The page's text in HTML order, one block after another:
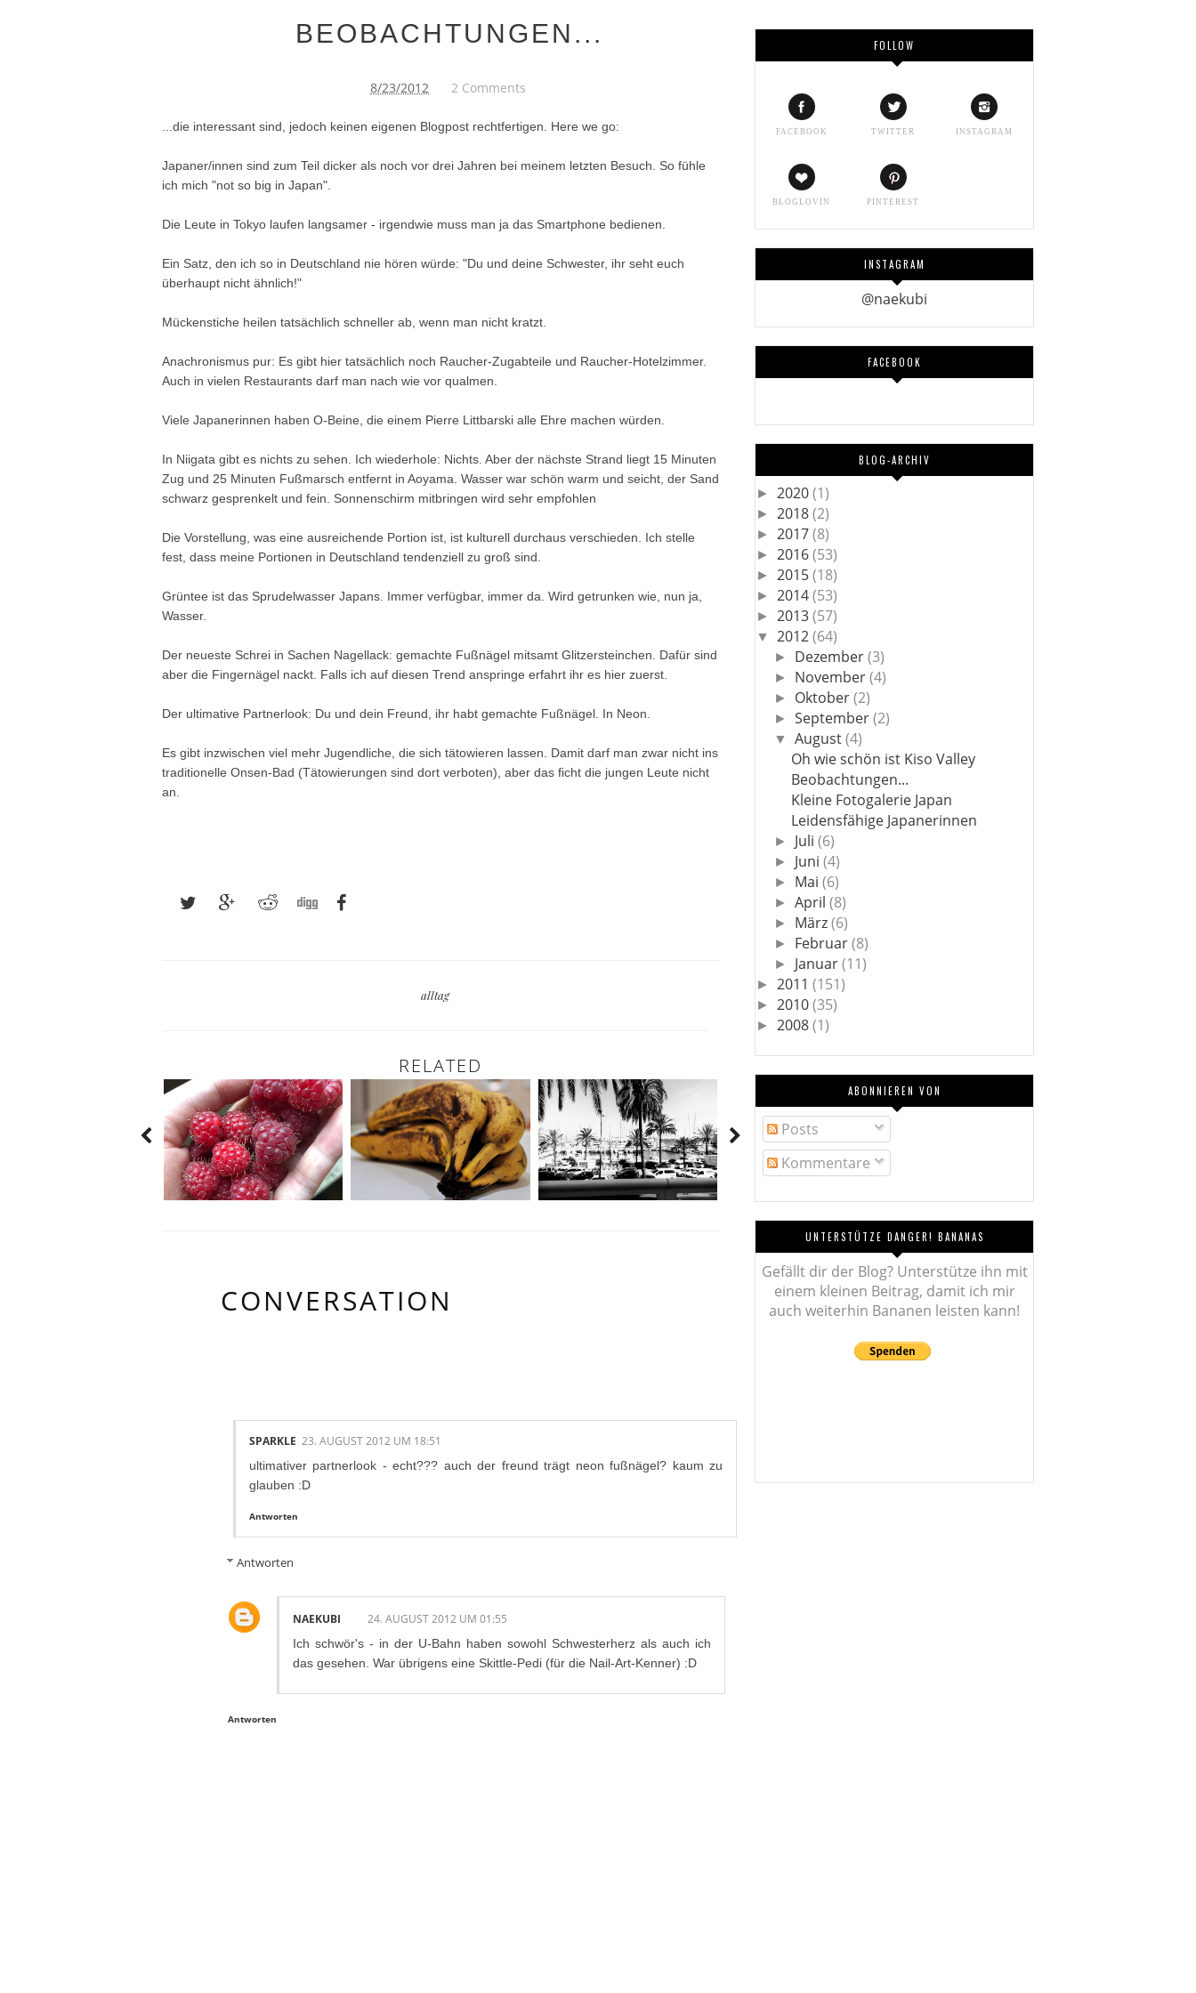
BEOBACHTUNGEN...
8/23/2012 2 Comments
...die interessant sind, jedoch keinen eigenen Blogpost rechtfertigen. Here we go:
Japaner/innen sind zum Teil dicker als noch vor drei Jahren bei meinem letzten Besuch. So fühle
ich mich "not so big in Japan".
Die Leute in Tokyo laufen langsamer - irgendwie muss man ja das Smartphone bedienen.
Ein Satz, den ich so in Deutschland nie hören würde: "Du und deine Schwester, ihr seht euch
überhaupt nicht ähnlich!"
Mückenstiche heilen tatsächlich schneller ab, wenn man nicht kratzt.
Anachronismus pur: Es gibt hier tatsächlich noch Raucher-Zugabteile und Raucher-Hotelzimmer.
Auch in vielen Restaurants darf man nach wie vor qualmen.
Viele Japanerinnen haben O-Beine, die einem Pierre Littbarski alle Ehre machen würden.
In Niigata gibt es nichts zu sehen. Ich wiederhole: Nichts. Aber der nächste Strand liegt 15 Minuten
Zug und 25 Minuten Fußmarsch entfernt in Aoyama. Wasser war schön warm und seicht, der Sand
schwarz gesprenkelt und fein. Sonnenschirm mitbringen wird sehr empfohlen
Die Vorstellung, was eine ausreichende Portion ist, ist kulturell durchaus verschieden. Ich stelle
fest, dass meine Portionen in Deutschland tendenziell zu groß sind.
Grüntee ist das Sprudelwasser Japans. Immer verfügbar, immer da. Wird getrunken wie, nun ja,
Wasser.
Der neueste Schrei in Sachen Nagellack: gemachte Fußnägel mitsamt Glitzersteinchen. Dafür sind
aber die Fingernägel nackt. Falls ich auf diesen Trend anspringe erfahrt ihr es hier zuerst.
Der ultimative Partnerlook: Du und dein Freund, ihr habt gemachte Fußnägel. In Neon.
Es gibt inzwischen viel mehr Jugendliche, die sich tätowieren lassen. Damit darf man zwar nicht ins
traditionelle Onsen-Bad (Tätowierungen sind dort verboten), aber das ficht die jungen Leute nicht
an.
alltag
RELATED
CONVERSATION
SPARKLE 23. AUGUST 2012 UM 18:51
ultimativer partnerlook - echt??? auch der freund trägt neon fußnägel? kaum zu
glauben :D
Antworten
Antworten
NAEKUBI 24. AUGUST 2012 UM 01:55
Ich schwör's - in der U-Bahn haben sowohl Schwesterherz als auch ich
das gesehen. War übrigens eine Skittle-Pedi (für die Nail-Art-Kenner) :D
Antworten
FOLLOW
FACEBOOK TWITTER INSTAGRAM
BLOGLOVIN PINTEREST
INSTAGRAM
@naekubi
FACEBOOK
BLOG-ARCHIV
► 2020(1)
► 2018(2)
► 2017(8)
► 2016(53)
► 2015(18)
► 2014(53)
► 2013(57)
▼ 2012(64)
► Dezember(3)
► November(4)
► Oktober(2)
► September(2)
▼ August(4)
Oh wie schön ist Kiso Valley
Beobachtungen...
Kleine Fotogalerie Japan
Leidensfähige Japanerinnen
► Juli (6)
► Juni (4)
► Mai (6)
► April (8)
► März(6)
► Februar(8)
► Januar(11)
► 2011(151)
► 2010(35)
► 2008(1)
ABONNIEREN VON
Posts
Kommentare
UNTERSTÜTZE DANGER! BANANAS
Gefällt dir der Blog? Unterstütze ihn mit
einem kleinen Beitrag, damit ich mir
auch weiterhin Bananen leisten kann!